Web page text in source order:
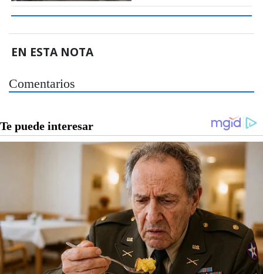
EN ESTA NOTA
Comentarios